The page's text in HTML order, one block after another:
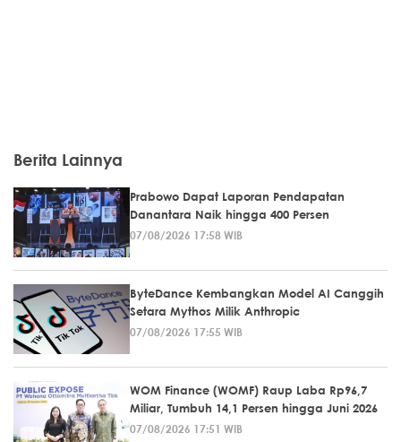
Berita Lainnya
Prabowo Dapat Laporan Pendapatan
Danantara Naik hingga 400 Persen
07/08/2026 17:58 WIB
ByteDance Kembangkan Model AI Canggih
Setara Mythos Milik Anthropic
07/08/2026 17:55 WIB
WOM Finance (WOMF) Raup Laba Rp96,7
Miliar, Tumbuh 14,1 Persen hingga Juni 2026
07/08/2026 17:51 WIB